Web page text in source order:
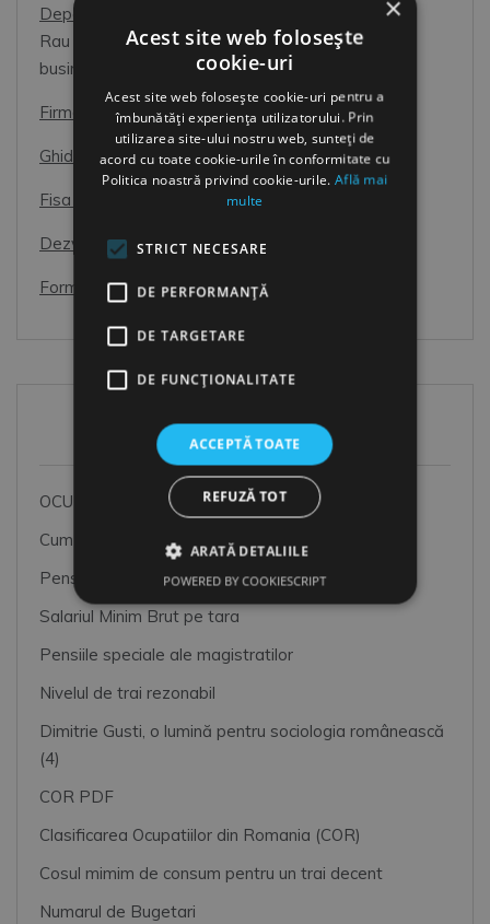
Departamentul Resurse Umane
Rau necesar, sau Partener de incredere pentru
business?
Firme de Recrutare
Ghid de interviu pentru candidati
Fisa Postului
Dezvoltarea Resurselor Umane
Formular de Exit interviu
Articole Recente
OCUPATII SI CODURI COR
Cum imbunatatim atmosfera de lucru
Pensiile speciale MApN+MAI+SRI
Salariul Minim Brut pe tara
Pensiile speciale ale magistratilor
Nivelul de trai rezonabil
Dimitrie Gusti, o lumină pentru sociologia românească
(4)
COR PDF
Clasificarea Ocupatiilor din Romania (COR)
Cosul mimim de consum pentru un trai decent
Numarul de Bugetari
×
Acest site web folosește
cookie-uri
Acest site web folosește cookie-uri pentru a
îmbunătăți experiența utilizatorului. Prin
utilizarea site-ului nostru web, sunteți de
acord cu toate cookie-urile în conformitate cu
Politica noastră privind cookie-urile.Află mai
multe
STRICT NECESARE
DE PERFORMANȚĂ
DE TARGETARE
DE FUNCŢIONALITATE
ACCEPTĂ TOATE
REFUZĂ TOT
ARATĂ DETALIILE
POWERED BY COOKIESCRIPT